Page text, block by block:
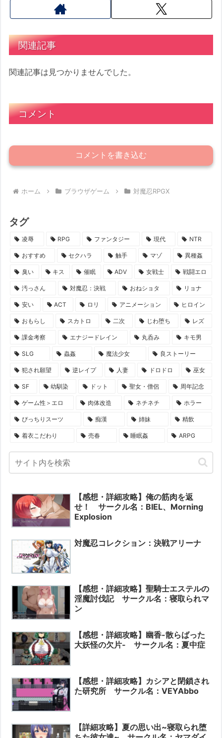
関連記事
関連記事は見つかりませんでした。
コメント
コメントを書き込む
ホーム ブラウザゲーム 対魔忍RPGX
タグ
凌辱 RPG ファンタジー 現代 NTR
おすすめ セクハラ 触手 マゾ 異種姦
臭い キス 催眠 ADV 女戦士 戦闘エロ
汚っさん 対魔忍：決戦 おねショタ リョナ
安い ACT ロリ アニメーション ヒロイン
おもらし スカトロ 二次 じわ堕ち レズ
課金考察 エナジードレイン 丸呑み キモ男
SLG 蟲姦 魔法少女 良ストーリー
犯され願望 逆レイプ 人妻 ドロドロ 巫女
SF 幼馴染 ドット 聖女・僧侶 周年記念
ゲーム性＞エロ 肉体改造 ネチネチ ホラー
ぴっちりスーツ 痴漢 姉妹 精飲
着衣こだわり 売春 睡眠姦 ARPG
【感想・詳細攻略】俺の筋肉を返
せ！ サークル名：BIEL、Morning
Explosion
対魔忍コレクション：決戦アリーナ
【感想・詳細攻略】聖騎士エステルの
淫魔討伐記 サークル名：寝取られマ
ン
【感想・詳細攻略】幽香-散らばった
大妖怪の欠片- サークル名：夏中症
【感想・詳細攻略】カシアと閉鎖され
た研究所 サークル名：VEYAbbo
【詳細攻略】夏の思い出~寝取られ堕